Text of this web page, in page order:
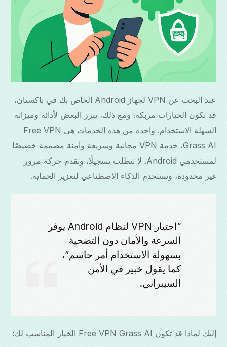
عند البحث عن VPN لجهاز Android الخاص بك في باكستان،
قد تكون الخيارات مربكة. ومع ذلك، يبرز البعض لأدائه وميزاته
السهلة الاستخدام. واحدة من هذه الخدمات هي Free VPN
Grass AI، خدمة VPN مجانية وسريعة وآمنة مصممة خصيصًا
لمستخدمي Android. لا تتطلب تسجيلًا، وتقدم حركة مرور
غير محدودة، وتستخدم الذكاء الاصطناعي لتعزيز الحماية.
“اختيار VPN لنظام Android يوفر
السرعة والأمان دون التضحية
بسهولة الاستخدام أمر حاسم”،
كما يقول خبير في الأمن
السيبراني.
إليك لماذا قد تكون Free VPN Grass AI الخيار المناسب لك: